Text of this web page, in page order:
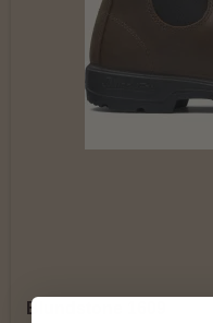
Blundstone 1609